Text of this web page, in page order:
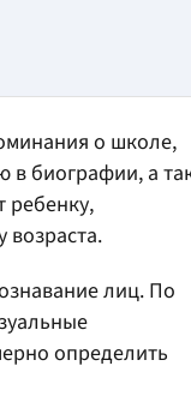
о школе,
в биографии, а
ребенку,
возраста.
лиц. По
определить